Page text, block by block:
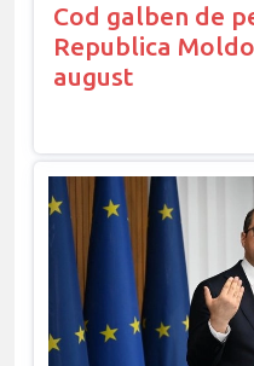
Cod galben de
Republica
august